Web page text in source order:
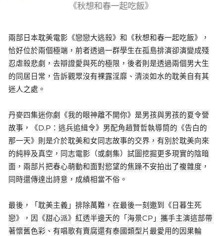
《秋想和春一起吃飯》
兩部日本耽美電影《戀戀大逃殺》和《秋想和春一起吃飯》，
恰好位於兩個極端，前者透過一群學生在孤島排演卻演變成殘
忍虐殺悲劇，去辯證愛與死的極限，後者則是透過兩個男大生
的同居日常，告訴觀眾沒有裸露淫靡、清淡如水的耽美自有其
迷人之處。
丹麥四集迷你劇《我的眼神離不開你》是男孩與男孩的夏令營
故事，《D.P：逃兵追緝令》男配角趙賢哲執導筒的《告白的
那一天》則是介於耽美和女同志故事的交界，有別於耽美向來
的純粹及真空，同志電影（或劇集）試圖挖掘更多現實的陰暗
面，兩部片把春心萌動和面對慾望的焦躁不安拍出了複雜度，
同時還傳達出詩意，成績相當不俗。
最後，「耽美主義」排除萬難，在最後一刻邀到《日暮生死
戀》，因《甜心派》紅透半邊天的「海景CP」攜手主演這部帶
著懷舊色彩、有唱歌有賣腐還有泰國類型片最愛用的因果輪